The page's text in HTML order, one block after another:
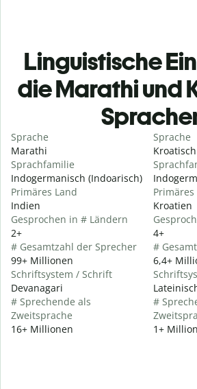
Linguistische
die Marathi und
Sprache
Marathi
Sprachfamilie
Indogermanisch (Indoarisch)
Primäres Land
Indien
Gesprochen in # Ländern
2+
# Gesamtzahl der Sprecher
99+ Millionen
Schriftsystem / Schrift
Devanagari
# Sprechende als
Zweitsprache
16+ Millionen
Sprache
Kroatisch
Primäres
Kroatien
4+
#
6,4+
#
1+